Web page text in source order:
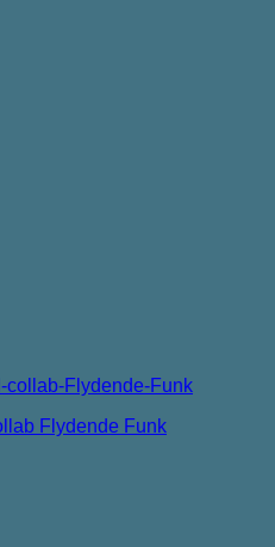
Flydende Funk